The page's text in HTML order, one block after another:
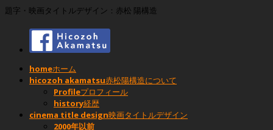
題字・映画タイトルデザイン：赤松 陽構造
homeホーム
hicozoh akamatsu赤松陽構造について
Profileプロフィール
history経歴
cinema title design映画タイトルデザイン
2000年以前